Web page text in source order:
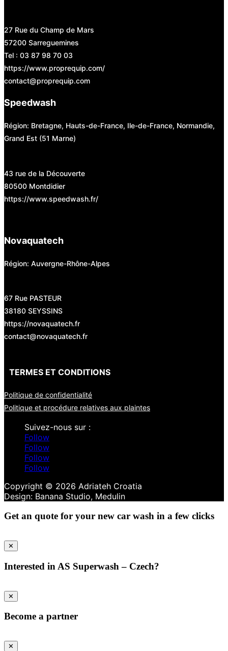
27 Rue du Champ de Mars
57200 Sarreguemines
Tel : 03 87 98 70 03
https://www.proprequip.com/
contact@proprequip.com
Speedwash
Région: Bretagne, Hauts-de-France, Ile-de-France, Normandie,
Grand Est (51 Marne)
43 rue de la Découverte
80500 Montdidier
https://www.speedwash.fr/
Novaquatech
Région: Auvergne-Rhône-Alpes
67 Rue PASTEUR
38180 SEYSSINS
https://novaquatech.fr
contact@novaquatech.fr
TERMES ET CONDITIONS
Politique de confidentialité
Politique et procédure relatives aux plaintes
Follow
Follow
Follow
Follow
Copyright © 2026 Adriateh Croatia
Get an quote for your new car wash in a few clicks
✕
Interested in AS Superwash – Czech?
✕
Become a partner
✕